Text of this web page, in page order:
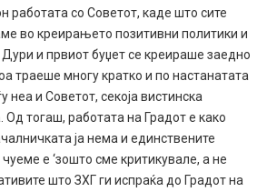
работата со Советот, каде што сите
во креирањето позитивни политики и
Дури и првиот буџет се креираше заедно
траеше многу кратко и по настанатата
неа и Советот, секоја вистинска
Од тогаш, работата на Градот е како
ја нема и единствените
е ‘зошто сме критикувале, а не
што ЗХГ ги испраќа до Градот на